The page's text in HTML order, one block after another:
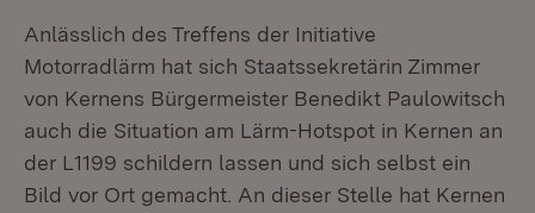
Anlässlich des Treffens der Initiative
Motorradlärm hat sich Staatssekretärin Zimmer
von Kernens Bürgermeister Benedikt Paulowitsch
auch die Situation am Lärm-Hotspot in Kernen an
der L1199 schildern lassen und sich selbst ein
Bild vor Ort gemacht. An dieser Stelle hat Kernen